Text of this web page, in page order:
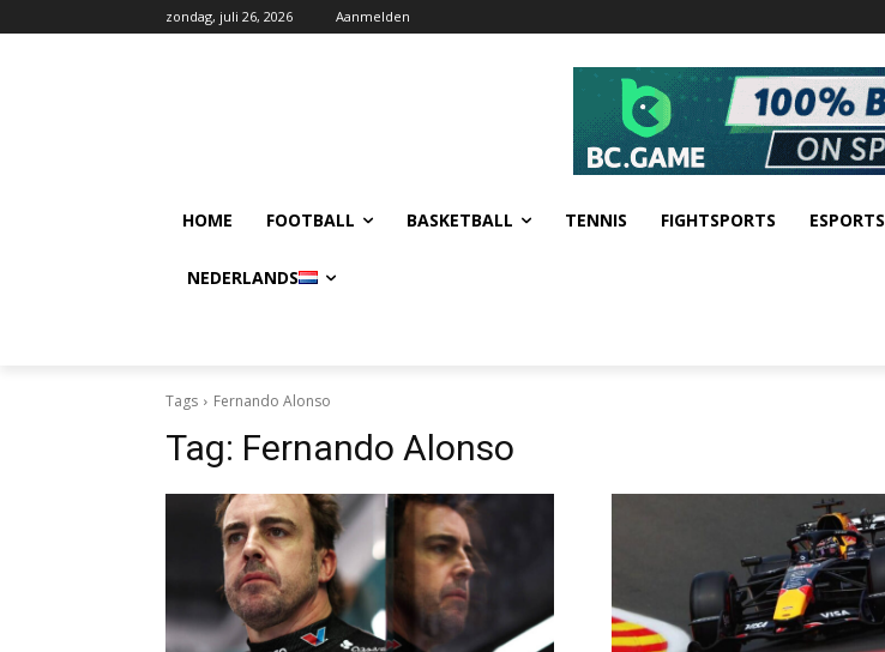
zondag, juli 26, 2026 Aanmelden
HOME FOOTBALL BASKETBALL TENNIS FIGHTSPORTS ESPORTS
NEDERLANDS
Tags Fernando Alonso
Tag: Fernando Alonso